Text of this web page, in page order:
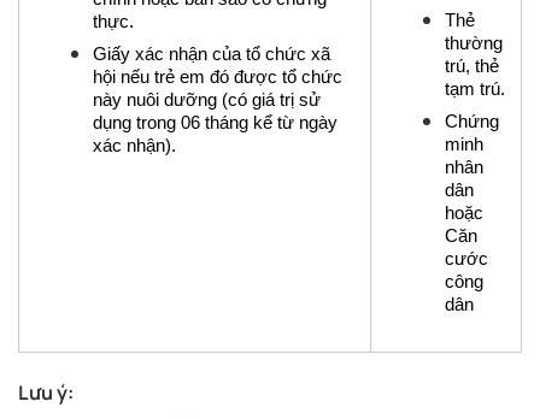
thực.
Giấy xác nhận của tổ chức xã
hội nếu trẻ em đó được tổ chức
này nuôi dưỡng (có giá trị sử
dụng trong 06 tháng kể từ ngày
xác nhận).
Thẻ
thường
trú, thẻ
tạm trú.
Chứng
minh
nhân
dân
hoặc
Căn
cước
công
dân
Lưu ý: